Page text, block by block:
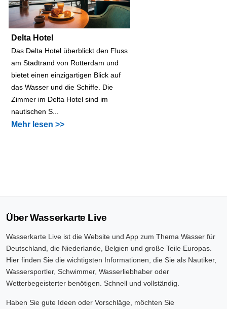
Delta Hotel
Das Delta Hotel überblickt den Fluss
am Stadtrand von Rotterdam und
bietet einen einzigartigen Blick auf
das Wasser und die Schiffe. Die
Zimmer im Delta Hotel sind im
nautischen S...
Mehr lesen >>
Über Wasserkarte Live
Wasserkarte Live ist die Website und App zum Thema Wasser für
Deutschland, die Niederlande, Belgien und große Teile Europas.
Hier finden Sie die wichtigsten Informationen, die Sie als Nautiker,
Wassersportler, Schwimmer, Wasserliebhaber oder
Wetterbegeisterter benötigen. Schnell und vollständig.
Haben Sie gute Ideen oder Vorschläge, möchten Sie